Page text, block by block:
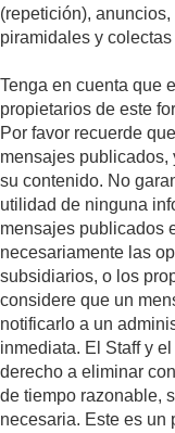
(repetición),
piramidales y
Tenga en cuenta que
propietarios de este
Por favor recuerde
mensajes publicados,
su contenido. No
utilidad de ninguna
mensajes publicados
necesariamente las
subsidiarios, o los
considere que un
notificarlo a un
inmediata. El Staff y
derecho a eliminar
de tiempo razonable,
necesaria. Este es un